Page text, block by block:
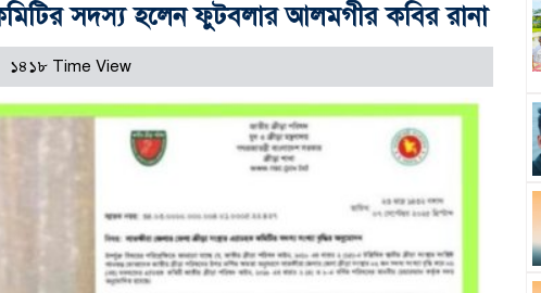
কমিটির সদস্য হলেন ফুটবলার আলমগীর কবির রানা
১৪১৮ Time View